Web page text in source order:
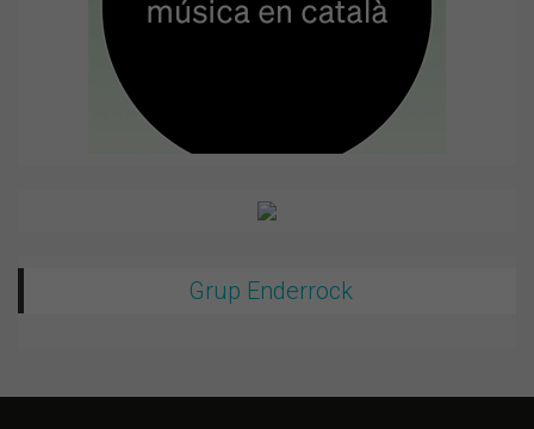
Grup Enderrock